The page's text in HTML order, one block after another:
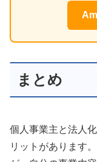
まとめ
個人事業主と法人
リットがあります